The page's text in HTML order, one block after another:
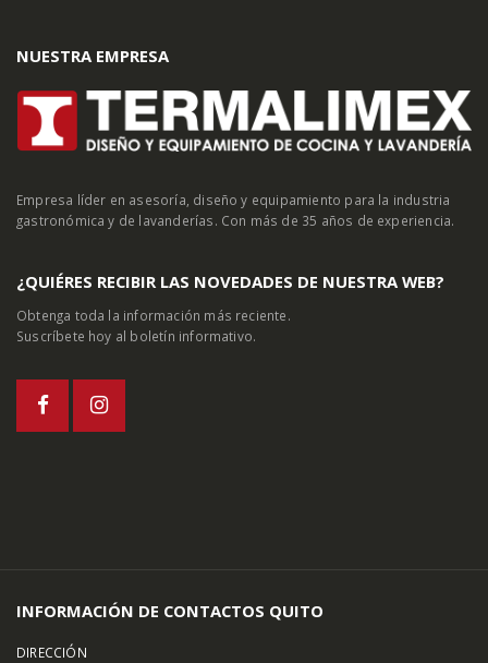
NUESTRA EMPRESA
Empresa líder en asesoría, diseño y equipamiento para la industria
gastronómica y de lavanderías. Con más de 35 años de experiencia.
¿QUIÉRES RECIBIR LAS NOVEDADES DE NUESTRA WEB?
Obtenga toda la información más reciente.
Suscríbete hoy al boletín informativo.
INFORMACIÓN DE CONTACTOS QUITO
DIRECCIÓN